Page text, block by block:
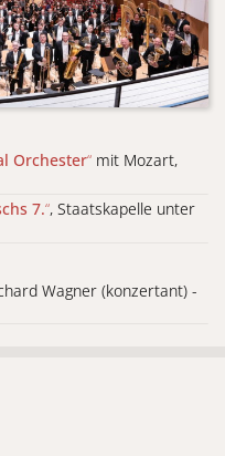
Orchester“ mit Mozart,
7.“, Staatskapelle unter
Wagner (konzertant) -